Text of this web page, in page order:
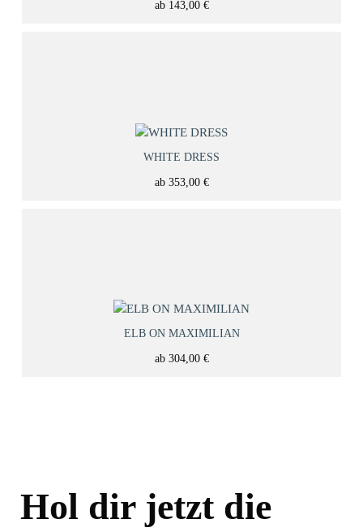
ab 143,00 €
WHITE DRESS
ab 353,00 €
ELB ON MAXIMILIAN
ab 304,00 €
Hol dir jetzt die